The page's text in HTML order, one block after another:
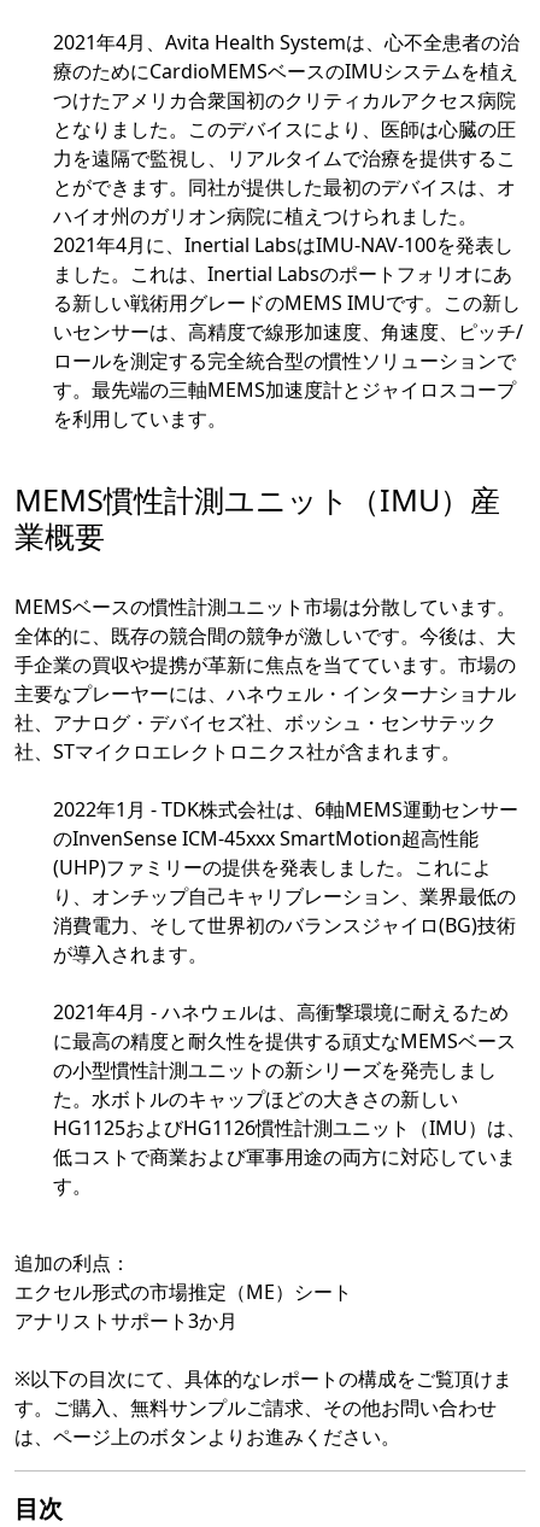
2021年4月、Avita Health Systemは、心不全患者の治
療のためにCardioMEMSベースのIMUシステムを植え
つけたアメリカ合衆国初のクリティカルアクセス病院
となりました。このデバイスにより、医師は心臓の圧
力を遠隔で監視し、リアルタイムで治療を提供するこ
とができます。同社が提供した最初のデバイスは、オ
ハイオ州のガリオン病院に植えつけられました。
2021年4月に、Inertial LabsはIMU-NAV-100を発表し
ました。これは、Inertial Labsのポートフォリオにあ
る新しい戦術用グレードのMEMS IMUです。この新し
いセンサーは、高精度で線形加速度、角速度、ピッチ/
ロールを測定する完全統合型の慣性ソリューションで
す。最先端の三軸MEMS加速度計とジャイロスコープ
を利用しています。
MEMS慣性計測ユニット（IMU）産
業概要
MEMSベースの慣性計測ユニット市場は分散しています。
全体的に、既存の競合間の競争が激しいです。今後は、大
手企業の買収や提携が革新に焦点を当てています。市場の
主要なプレーヤーには、ハネウェル・インターナショナル
社、アナログ・デバイセズ社、ボッシュ・センサテック
社、STマイクロエレクトロニクス社が含まれます。
2022年1月 - TDK株式会社は、6軸MEMS運動センサー
のInvenSense ICM-45xxx SmartMotion超高性能
(UHP)ファミリーの提供を発表しました。これによ
り、オンチップ自己キャリブレーション、業界最低の
消費電力、そして世界初のバランスジャイロ(BG)技術
が導入されます。
2021年4月 - ハネウェルは、高衝撃環境に耐えるため
に最高の精度と耐久性を提供する頑丈なMEMSベース
の小型慣性計測ユニットの新シリーズを発売しまし
た。水ボトルのキャップほどの大きさの新しい
HG1125およびHG1126慣性計測ユニット（IMU）は、
低コストで商業および軍事用途の両方に対応していま
す。
追加の利点：
エクセル形式の市場推定（ME）シート
アナリストサポート3か月
※以下の目次にて、具体的なレポートの構成をご覧頂けま
す。ご購入、無料サンプルご請求、その他お問い合わせ
は、ページ上のボタンよりお進みください。
目次